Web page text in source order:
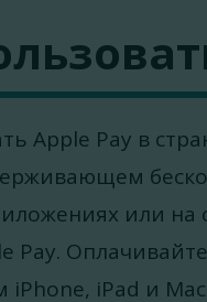
Apple Pay в
или на
Pay.
iPhone, iPad и